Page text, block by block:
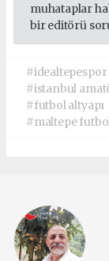
muhataplar
bir editörü
#idealtepespor
#istanbul
#futbol altyapı
#maltepe